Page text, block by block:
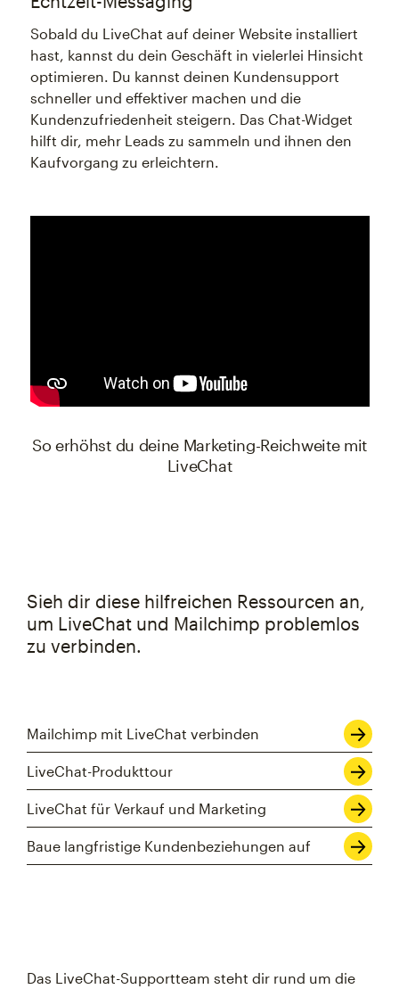
Sobald du LiveChat auf deiner Website installiert
hast, kannst du dein Geschäft in vielerlei Hinsicht
optimieren. Du kannst deinen Kundensupport
schneller und effektiver machen und die
Kundenzufriedenheit steigern. Das Chat-Widget
hilft dir, mehr Leads zu sammeln und ihnen den
Kaufvorgang zu erleichtern.
So erhöhst du deine Marketing-Reichweite mit
LiveChat
Sieh dir diese hilfreichen Ressourcen an,
um LiveChat und Mailchimp problemlos
zu verbinden.
Mailchimp mit LiveChat verbinden
LiveChat-Produkttour
LiveChat für Verkauf und Marketing
Baue langfristige Kundenbeziehungen auf
Das LiveChat-Supportteam steht dir rund um die